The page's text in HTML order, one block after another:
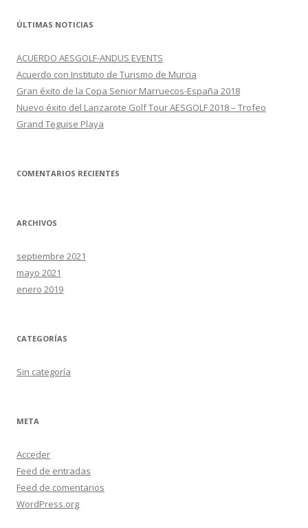
ÚLTIMAS NOTICIAS
ACUERDO AESGOLF-ANDUS EVENTS
Acuerdo con Instituto de Turismo de Murcia
Gran éxito de la Copa Senior Marruecos-España 2018
Nuevo éxito del Lanzarote Golf Tour AESGOLF 2018 – Trofeo
Grand Teguise Playa
COMENTARIOS RECIENTES
ARCHIVOS
septiembre 2021
mayo 2021
enero 2019
CATEGORÍAS
Sin categoría
META
Acceder
Feed de entradas
Feed de comentarios
WordPress.org